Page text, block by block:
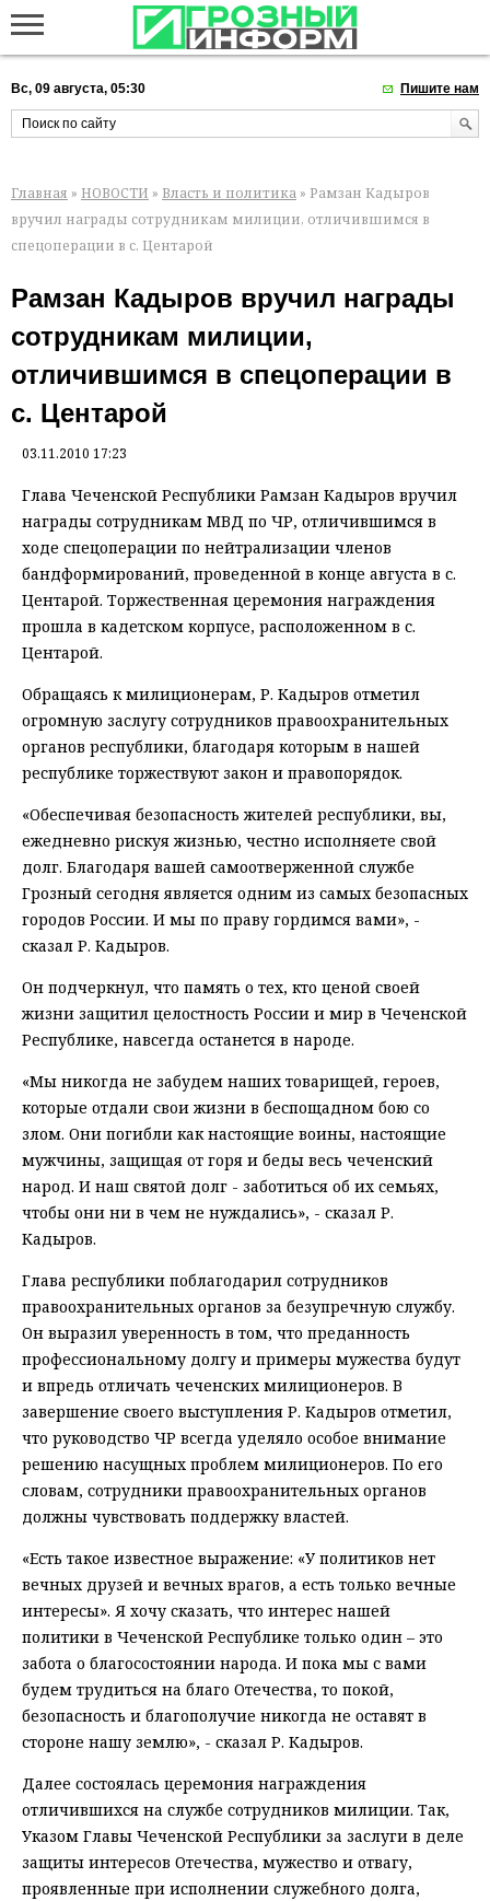
Вс, 09 августа, 05:30 Пишите нам
Главная » НОВОСТИ » Власть и политика » Рамзан Кадыров
вручил награды сотрудникам милиции, отличившимся в
спецоперации в с. Центарой
Рамзан Кадыров вручил награды
сотрудникам милиции,
отличившимся в спецоперации в
с. Центарой
03.11.2010 17:23
Глава Чеченской Республики Рамзан Кадыров вручил
награды сотрудникам МВД по ЧР, отличившимся в
ходе спецоперации по нейтрализации членов
бандформирований, проведенной в конце августа в с.
Центарой. Торжественная церемония награждения
прошла в кадетском корпусе, расположенном в с.
Центарой.
Обращаясь к милиционерам, Р. Кадыров отметил
огромную заслугу сотрудников правоохранительных
органов республики, благодаря которым в нашей
республике торжествуют закон и правопорядок.
«Обеспечивая безопасность жителей республики, вы,
ежедневно рискуя жизнью, честно исполняете свой
долг. Благодаря вашей самоотверженной службе
Грозный сегодня является одним из самых безопасных
городов России. И мы по праву гордимся вами», -
сказал Р. Кадыров.
Он подчеркнул, что память о тех, кто ценой своей
жизни защитил целостность России и мир в Чеченской
Республике, навсегда останется в народе.
«Мы никогда не забудем наших товарищей, героев,
которые отдали свои жизни в беспощадном бою со
злом. Они погибли как настоящие воины, настоящие
мужчины, защищая от горя и беды весь чеченский
народ. И наш святой долг - заботиться об их семьях,
чтобы они ни в чем не нуждались», - сказал Р.
Кадыров.
Глава республики поблагодарил сотрудников
правоохранительных органов за безупречную службу.
Он выразил уверенность в том, что преданность
профессиональному долгу и примеры мужества будут
и впредь отличать чеченских милиционеров. В
завершение своего выступления Р. Кадыров отметил,
что руководство ЧР всегда уделяло особое внимание
решению насущных проблем милиционеров. По его
словам, сотрудники правоохранительных органов
должны чувствовать поддержку властей.
«Есть такое известное выражение: «У политиков нет
вечных друзей и вечных врагов, а есть только вечные
интересы». Я хочу сказать, что интерес нашей
политики в Чеченской Республике только один – это
забота о благосостоянии народа. И пока мы с вами
будем трудиться на благо Отечества, то покой,
безопасность и благополучие никогда не оставят в
стороне нашу землю», - сказал Р. Кадыров.
Далее состоялась церемония награждения
отличившихся на службе сотрудников милиции. Так,
Указом Главы Чеченской Республики за заслуги в деле
защиты интересов Отечества, мужество и отвагу,
проявленные при исполнении служебного долга,